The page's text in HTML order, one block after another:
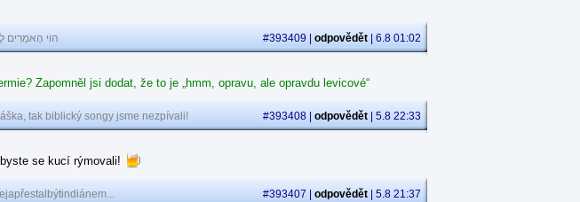
הוֹי הָאֹמְרִים #393409 | odpovědět | 6.8 01:02
Zapomněl jsi dodat, že to je „hmm, opravu, ale opravdu levicové“
tak biblický songy jsme nezpívali! #393408 | odpovědět | 5.8 22:33
se kucí rýmovali!
#393407 | odpovědět | 5.8 21:37